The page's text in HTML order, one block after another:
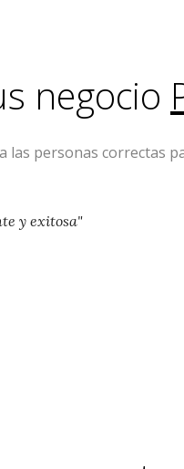
negocio
personas correctas
y exitosa"